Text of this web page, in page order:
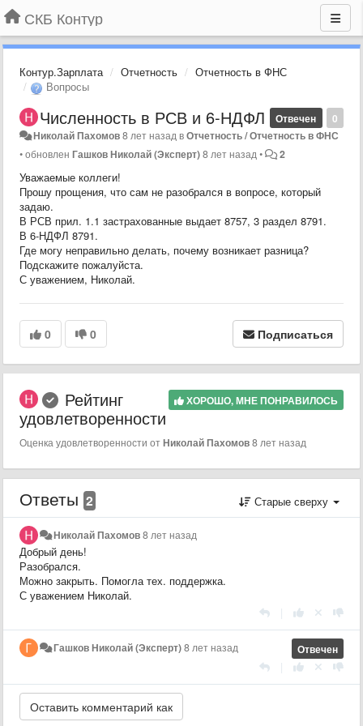
СКБ Контур
Контур.Зарплата Отчетность
Отчетность в ФНС
Вопросы
0
Отвечен
Численность в РСВ и 6-НДФЛ
Николай Пахомов8 лет назад вОтчетность / Отчетность в ФНС
•обновлен Гашков Николай (Эксперт)8 лет назад • 2
Уважаемые коллеги!
Прошу прощения, что сам не разобрался в вопросе, который
задаю.
В РСВ прил. 1.1 застрахованные выдает 8757, 3 раздел 8791.
В 6-НДФЛ 8791.
Где могу неправильно делать, почему возникает разница?
Подскажите пожалуйста.
С уважением, Николай.
0 0 Подписаться
ХОРОШО, МНЕ ПОНРАВИЛОСЬ
Рейтинг
удовлетворенности
Оценка удовлетворенности отНиколай Пахомов8 лет назад
Ответы 2 Старые сверху
Николай Пахомов8 лет назад
Добрый день!
Разобрался.
Можно закрыть. Помогла тех. поддержка.
С уважением Николай.
Отвечен
Гашков Николай (Эксперт)8 лет назад